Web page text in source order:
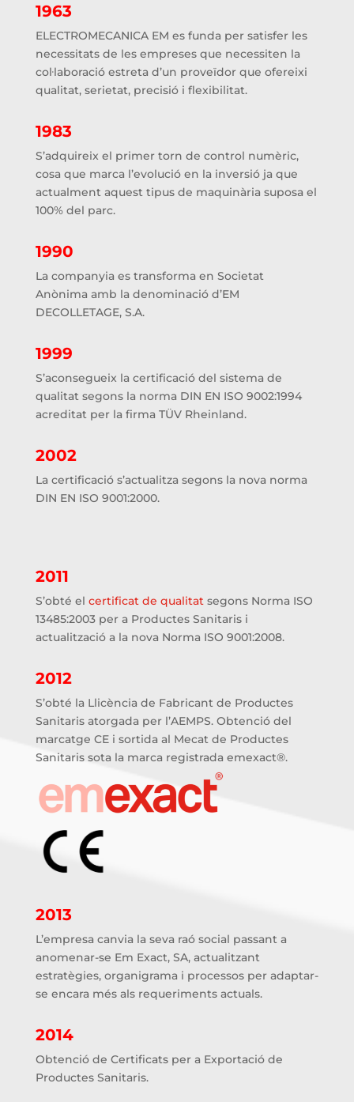
1963
ELECTROMECANICA EM es funda per satisfer les
necessitats de les empreses que necessiten la
col·laboració estreta d’un proveïdor que ofereixi
qualitat, serietat, precisió i flexibilitat.
1983
S’adquireix el primer torn de control numèric,
cosa que marca l’evolució en la inversió ja que
actualment aquest tipus de maquinària suposa el
100% del parc.
1990
La companyia es transforma en Societat
Anònima amb la denominació d’EM
DECOLLETAGE, S.A.
1999
S’aconsegueix la certificació del sistema de
qualitat segons la norma DIN EN ISO 9002:1994
acreditat per la firma TÜV Rheinland.
2002
La certificació s’actualitza segons la nova norma
DIN EN ISO 9001:2000.
2011
S’obté el certificat de qualitatsegons Norma ISO
13485:2003 per a Productes Sanitaris i
actualització a la nova Norma ISO 9001:2008.
2012
S’obté la Llicència de Fabricant de Productes
Sanitaris atorgada per l’AEMPS. Obtenció del
marcatge CE i sortida al Mecat de Productes
Sanitaris sota la marca registrada emexact®.
2013
L’empresa canvia la seva raó social passant a
anomenar-se Em Exact, SA, actualitzant
estratègies, organigrama i processos per adaptar-
se encara més als requeriments actuals.
2014
Obtenció de Certificats per a Exportació de
Productes Sanitaris.